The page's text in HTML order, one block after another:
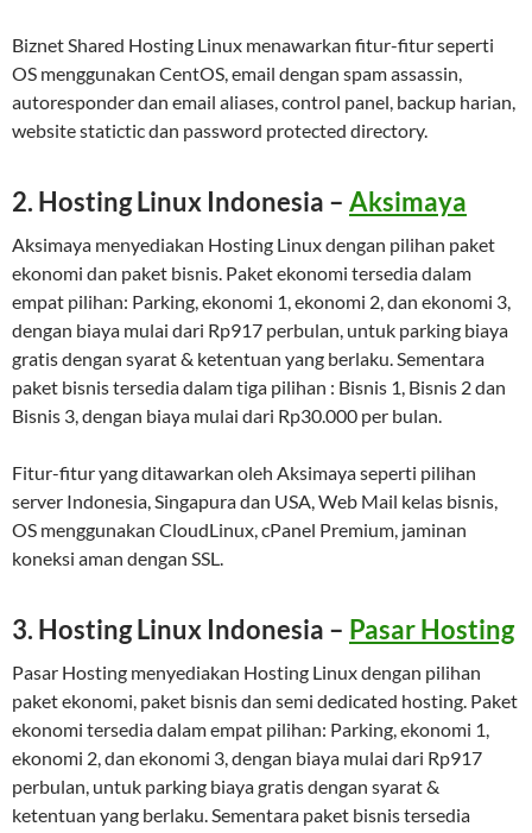
Biznet Shared Hosting Linux menawarkan fitur-fitur seperti
OS menggunakan CentOS, email dengan spam assassin,
autoresponder dan email aliases, control panel, backup harian,
website statictic dan password protected directory.
2. Hosting Linux Indonesia – Aksimaya
Aksimaya menyediakan Hosting Linux dengan pilihan paket
ekonomi dan paket bisnis. Paket ekonomi tersedia dalam
empat pilihan: Parking, ekonomi 1, ekonomi 2, dan ekonomi 3,
dengan biaya mulai dari Rp917 perbulan, untuk parking biaya
gratis dengan syarat & ketentuan yang berlaku. Sementara
paket bisnis tersedia dalam tiga pilihan : Bisnis 1, Bisnis 2 dan
Bisnis 3, dengan biaya mulai dari Rp30.000 per bulan.
Fitur-fitur yang ditawarkan oleh Aksimaya seperti pilihan
server Indonesia, Singapura dan USA, Web Mail kelas bisnis,
OS menggunakan CloudLinux, cPanel Premium, jaminan
koneksi aman dengan SSL.
3. Hosting Linux Indonesia – Pasar Hosting
Pasar Hosting menyediakan Hosting Linux dengan pilihan
paket ekonomi, paket bisnis dan semi dedicated hosting. Paket
ekonomi tersedia dalam empat pilihan: Parking, ekonomi 1,
ekonomi 2, dan ekonomi 3, dengan biaya mulai dari Rp917
perbulan, untuk parking biaya gratis dengan syarat &
ketentuan yang berlaku. Sementara paket bisnis tersedia